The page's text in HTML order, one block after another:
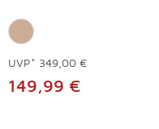
UVP* 349,00 €
149,99 €